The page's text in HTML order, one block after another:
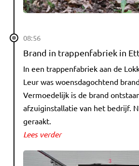
08:56
Brand in trappenfabriek in
In een trappenfabriek aan de
Leur was woensdagochtend
Vermoedelijk is de brand
afzuiginstallatie van het bedrijf.
geraakt.
Lees verder